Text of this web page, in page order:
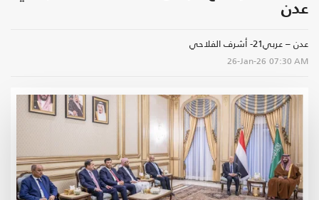
عدن
عدن – عربي21- أشرف الفلاحي
26-Jan-26 07:30 AM